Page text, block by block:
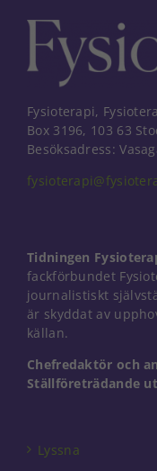
Fysioterapi,
Box 3196, 103 63
Besöksadress:
Tidningen
fackförbundet
journalistiskt
är skyddat av
källan.
Chefredaktör och
Ställföreträdande
Lyssna